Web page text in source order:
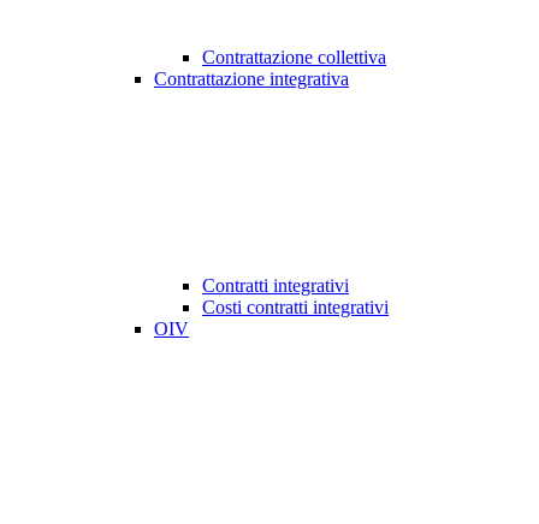
Contrattazione collettiva
Contrattazione integrativa
Contratti integrativi
Costi contratti integrativi
OIV